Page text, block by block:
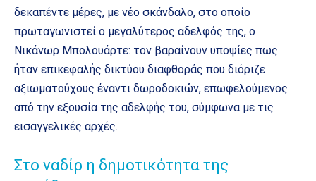
δεκαπέντε μέρες, με νέο σκάνδαλο, στο οποίο
πρωταγωνιστεί ο μεγαλύτερος αδελφός της, ο
Νικάνωρ Μπολουάρτε: τον βαραίνουν υποψίες πως
ήταν επικεφαλής δικτύου διαφθοράς που διόριζε
αξιωματούχους έναντι δωροδοκιών, επωφελούμενος
από την εξουσία της αδελφής του, σύμφωνα με τις
εισαγγελικές αρχές.
Στο ναδίρ η δημοτικότητα της